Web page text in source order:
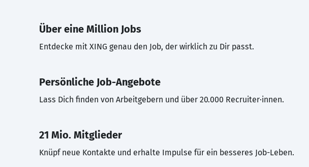
Über eine Million Jobs
Entdecke mit XING genau den Job, der wirklich zu Dir passt.
Persönliche Job-Angebote
Lass Dich finden von Arbeitgebern und über 20.000 Recruiter·innen.
21 Mio. Mitglieder
Knüpf neue Kontakte und erhalte Impulse für ein besseres Job-Leben.